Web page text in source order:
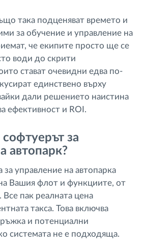
така подценяват времето и
за обучение и управление на
че екипите просто ще се
води до скрити
стават очевидни едва по-
единствено върху
дали решението наистина
ефективност и ROI.
за
автопарк?
за управление на автопарка
Вашия флот и функциите, от
пак реалната цена
такса. Това включва
и потенциални
системата не е подходяща.